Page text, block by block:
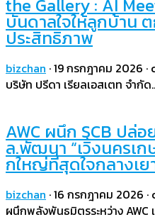
the Gallery : AI
บันดาลใจให้ลูกบ้าน
ประสิทธิภาพ
bizchan ·19 กรกฎาคม 2026 ·
บริษัท ปรีดา เรียลเอสเตท จำกัด
AWC ผนึก SCB ปล่
ล.พัฒนา “เวิ้งนครเก
กใหญ่ที่สุดใจกลางเย
bizchan ·16 กรกฎาคม 2026 ·
ผนึกพลังพันธมิตรระหว่าง AWC